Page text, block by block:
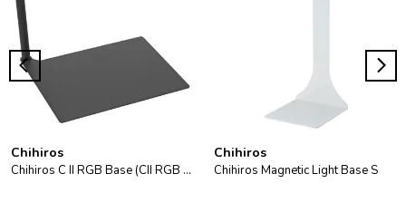
Chihiros
Chihiros C II RGB Base (CII RGB Led Akvaryum Standı)
Chihiros
Chihiros Magnetic Light Base S